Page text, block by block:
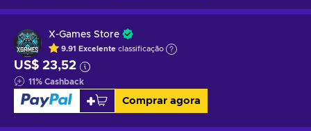
X-Games Store
9.91 Excelente classificação
US$ 23,52
11% Cashback
Comprar agora